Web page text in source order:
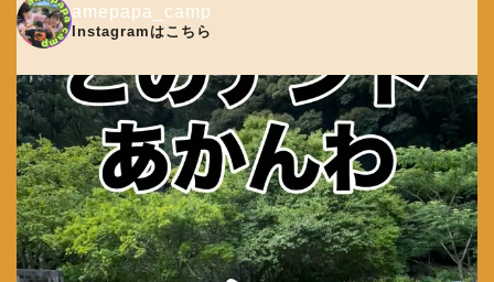
amepapa_camp
Instagramはこちら